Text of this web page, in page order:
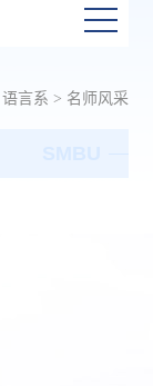
语言系 > 名师风采